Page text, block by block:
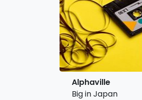
Alphaville
Big in Japan